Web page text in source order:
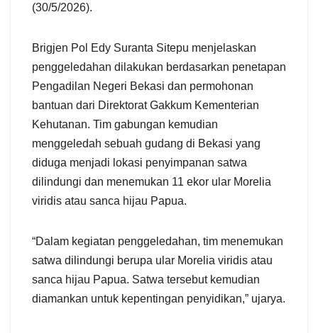
(30/5/2026).
Brigjen Pol Edy Suranta Sitepu menjelaskan
penggeledahan dilakukan berdasarkan penetapan
Pengadilan Negeri Bekasi dan permohonan
bantuan dari Direktorat Gakkum Kementerian
Kehutanan. Tim gabungan kemudian
menggeledah sebuah gudang di Bekasi yang
diduga menjadi lokasi penyimpanan satwa
dilindungi dan menemukan 11 ekor ular Morelia
viridis atau sanca hijau Papua.
“Dalam kegiatan penggeledahan, tim menemukan
satwa dilindungi berupa ular Morelia viridis atau
sanca hijau Papua. Satwa tersebut kemudian
diamankan untuk kepentingan penyidikan,” ujarya.